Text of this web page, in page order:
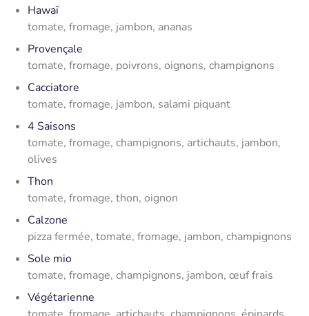
Hawaï
tomate, fromage, jambon, ananas
Provençale
tomate, fromage, poivrons, oignons, champignons
Cacciatore
tomate, fromage, jambon, salami piquant
4 Saisons
tomate, fromage, champignons, artichauts, jambon,
olives
Thon
tomate, fromage, thon, oignon
Calzone
pizza fermée, tomate, fromage, jambon, champignons
Sole mio
tomate, fromage, champignons, jambon, œuf frais
Végétarienne